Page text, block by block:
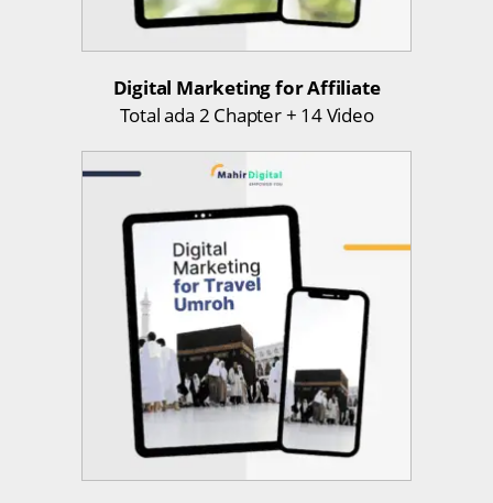
Digital Marketing for Affiliate
Total ada 2 Chapter + 14 Video